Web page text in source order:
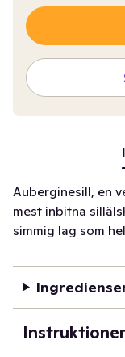
Auberginesill, en
mest inbitna
simmig lag som
Instruktioner